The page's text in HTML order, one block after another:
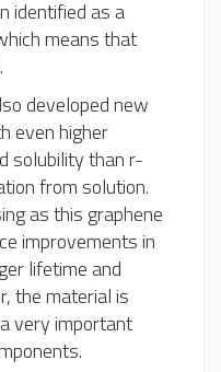
identified as a
means that
developed new
even higher
solubility than r-
from solution.
as this graphene
improvements in
lifetime and
the material is
very important